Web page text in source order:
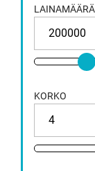
LAINAMÄÄRÄ
KORKO